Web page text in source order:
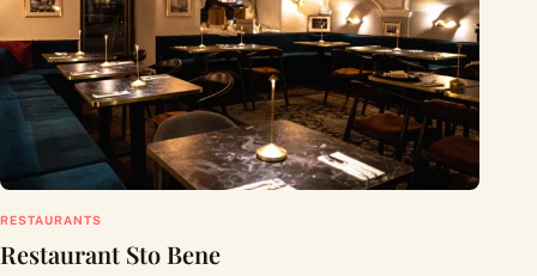
RESTAURANTS
Restaurant Sto Bene